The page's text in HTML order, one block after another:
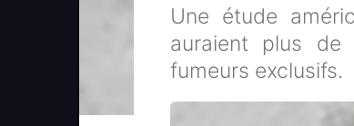
Une étude
auraient plus de
fumeurs exclusifs.